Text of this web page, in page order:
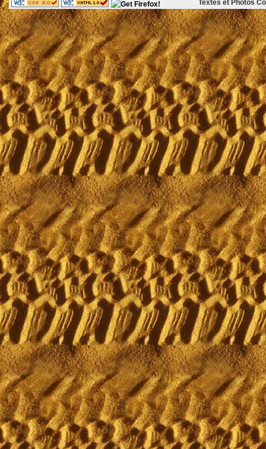
Textes et Photos